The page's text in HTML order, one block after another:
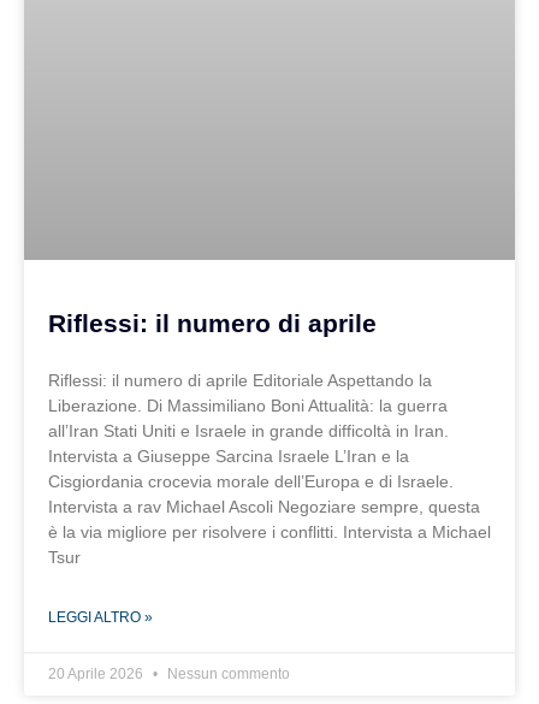
Riflessi: il numero di aprile
Riflessi: il numero di aprile Editoriale Aspettando la
Liberazione. Di Massimiliano Boni Attualità: la guerra
all’Iran Stati Uniti e Israele in grande difficoltà in Iran.
Intervista a Giuseppe Sarcina Israele L’Iran e la
Cisgiordania crocevia morale dell’Europa e di Israele.
Intervista a rav Michael Ascoli Negoziare sempre, questa
è la via migliore per risolvere i conflitti. Intervista a Michael
Tsur
LEGGI ALTRO »
20 Aprile 2026 Nessun commento